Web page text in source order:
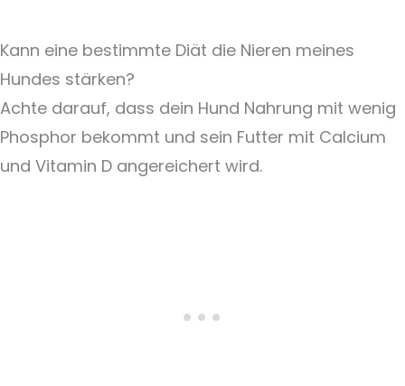
Kann eine bestimmte Diät die Nieren meines
Hundes stärken?
Achte darauf, dass dein Hund Nahrung mit wenig
Phosphor bekommt und sein Futter mit Calcium
und Vitamin D angereichert wird.